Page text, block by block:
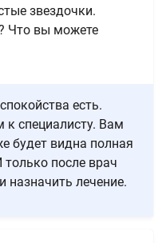
звездочки.
Что вы можете
есть.
специалисту. Вам
будет видна полная
после врач
назначить лечение.